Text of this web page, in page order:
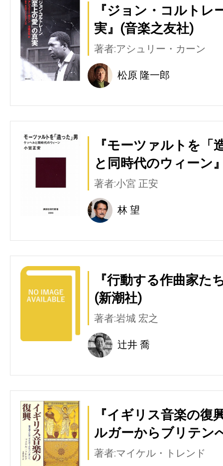
『ジョン・コルトレ
実』(音楽之友社)
著者:アシュリー・カーン
松原 隆一郎
『モーツァルトを
と同時代のウィーン
著者:小宮 正安
林 望
『行動する作曲家
(新潮社)
著者:岩城 宏之
辻井 喬
『イギリス音楽の
ルガーからブリテン
著者:マイケル・トレンド